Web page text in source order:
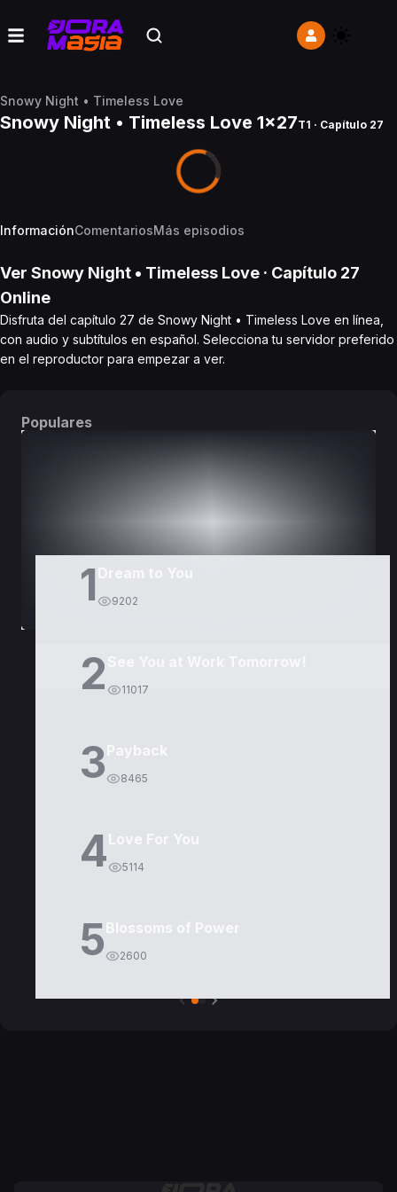
Snowy Night • Timeless Love
Snowy Night • Timeless Love 1x27T1 · Capítulo 27
InformaciónComentariosMás episodios
Ver Snowy Night • Timeless Love · Capítulo 27
Online
Disfruta del capítulo 27 de Snowy Night • Timeless Love en línea,
con audio y subtítulos en español. Selecciona tu servidor preferido
en el reproductor para empezar a ver.
Populares
1 9202
2 11017
3Payback
8465
4Love For You
5114
5Blossoms of Power
2600